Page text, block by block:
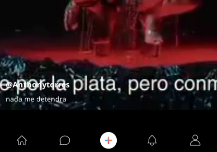
@Anthonytorres
nada me detendra